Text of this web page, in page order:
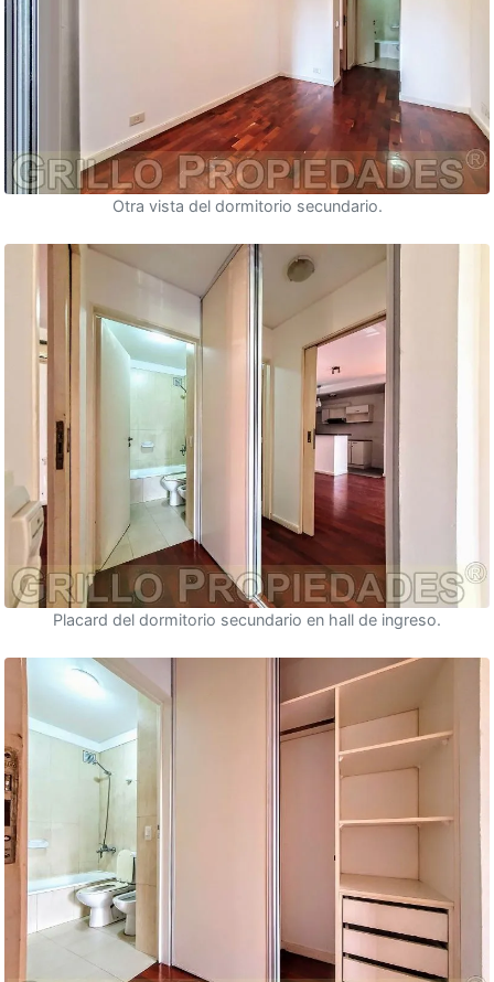
Otra vista del dormitorio secundario.
Placard del dormitorio secundario en hall de ingreso.